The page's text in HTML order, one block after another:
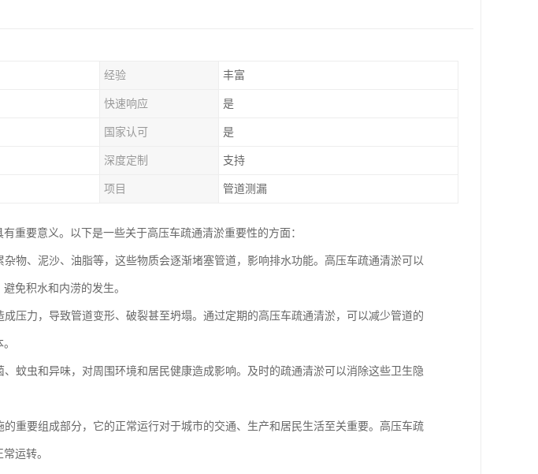
经验 丰富
快速响应 是
国家认可 是
深度定制 支持
项目 管道测漏
重要意义。以下是一些关于高压车疏通清淤重要性的方面：
物、泥沙、油脂等，这些物质会逐渐堵塞管道，影响排水功能。高压车疏通清淤可以
免积水和内涝的发生。
压力，导致管道变形、破裂甚至坍塌。通过定期的高压车疏通清淤，可以减少管道的
蚊虫和异味，对周围环境和居民健康造成影响。及时的疏通清淤可以消除这些卫生隐
重要组成部分，它的正常运行对于城市的交通、生产和居民生活至关重要。高压车疏
运转。